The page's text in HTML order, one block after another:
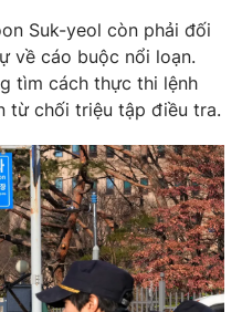
Thể thao
động sản
Suk-yeol còn phải đối
về cáo buộc nổi loạn.
tìm cách thực thi lệnh
từ chối triệu tập điều tra.